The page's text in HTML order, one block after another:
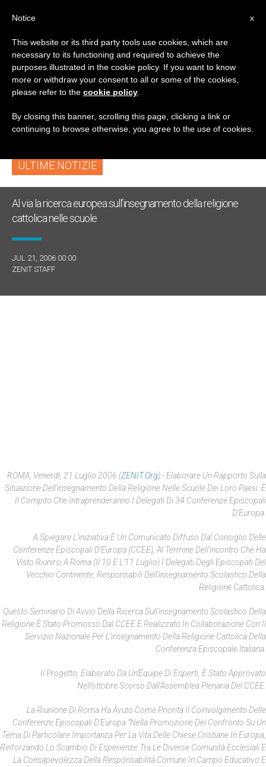
TAG
Posts Tagged
‘archeological Site’
ULTIME NOTIZIE
Al via la ricerca europea sull’insegnamento della religione
cattolica nelle scuole
JUL 21, 2006 00:00
ZENIT STAFF
ROMA, Venerdì, 21 Luglio 2006 (ZENIT.org).- Elaborare Un Rapporto Sulla
Situazione Dell’insegnamento Della Religione Nelle Scuole Dei Loro Paesi: È
Il Compito Che Intraprenderanno I Delegati Di 34 Conferenze Episcopali
D’Europa.
A Spiegare L’iniziativa È Un Comunicato Diffuso Dal Consiglio Delle
Conferenze Episcopali D’Europa (CCEE), Al Termine Dell’incontro Che Ha
Visto Riunirsi A Roma (il 10 E L’11 Luglio) I Delegati Degli Episcopati Del
Vecchio Continente, Responsabili Dell’insegnamento Scolastico Della
Religione Cattolica.
Questo Seminario Di Avvio Della Ricerca Sull’insegnamento Scolastico Della
Religione È Stato Promosso Dal CCEE E Realizzato In Collaborazione Con Il
Servizio Nazionale Per L’insegnamento Della Religione Cattolica Della
Conferenza Episcopale Italiana.
Il Progetto, Elaborato Da Un’ÉquipeDi Esperti, È Stato Approvato
Nell’ottobre Scorso Dall’Assemblea Plenaria Del CCEE.
La Riunione Di Roma Ha Avuto Come Priorità Il Coinvolgimento Delle
Conferenze Episcopali D’Europa “nella Promozione Del Confronto Su Un
Tema Di Particolare Importanza Per La Vita Delle Chiese Cristiane In Europa,
Rinforzando Lo Scambio Di Esperienze Tra Le Diverse Comunità Ecclesiali E
La Consapevolezza Della Responsabilità Comune In Campo Educativo E
x
Notice
This website or its third party tools use cookies, which are
necessary to its functioning and required to achieve the
purposes illustrated in the cookie policy. If you want to know
more or withdraw your consent to all or some of the cookies,
please refer to the cookie policy
By closing this banner, scrolling this page, clicking a link or
continuing to browse otherwise, you agree to the use of cookies.